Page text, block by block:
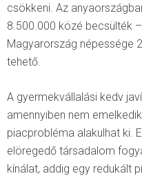
csökkeni. Az
8.500.000 közé becsülték
Magyarország népessége
tehető.
A gyermekvállalási kedv
amennyiben nem
piacprobléma alakulhat ki.
elöregedő társadalom
kínálat, addig egy redukált